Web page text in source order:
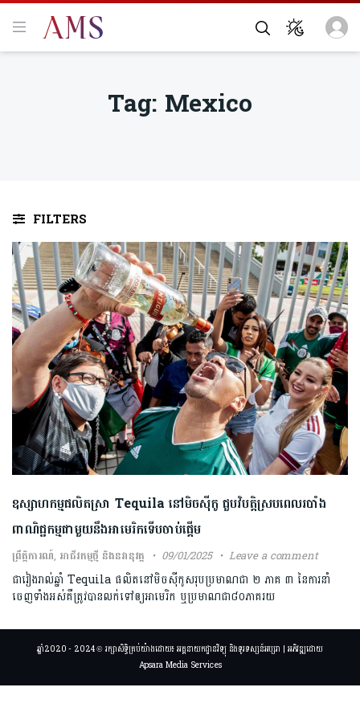
Tag: Mexico
FILTERS
ឧស្សាហកម្មផលិតស្រា Tequila នៅមិចស៊ីកូ ជួបវិបត្តិស្របពេលរបាំង
ពាណិជ្ជកម្មជាមួយនឹងអាមេរិកទើបចាប់ផ្តើម
ព្រឹត្តិការណ៍, អាជីវកម្មថ្មី និងនវានុវត្ត 09/01/2025 Leave a comment
ជារៀងរាល់ឆ្នាំ Tequila ផលិតនៅមិចស៊ីកូសរុបប្រមាណជា ២ ភាគ ៣ នៃការនាំ
ចេញទាំងអស់គឺត្រូវបានលក់ទៅឲ្យអាមេរិក ឬប្រមាណជា៨០ភាគរយ
ឆ្នាំ2020 - 2024 © រក្សាសិទ្ធិគ្រប់យ៉ាងដោយ៖ អគ្គនាយកដ្ឋានវិទ្យុ និងទូរទស្សន៍អប្សរា | អភិវឌ្ឍដោយ
Apsara Media Services